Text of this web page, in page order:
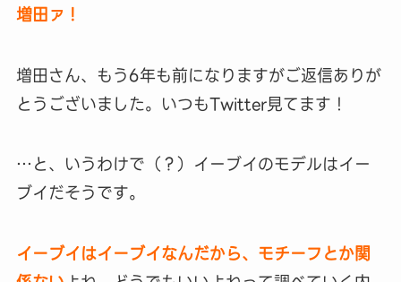
増田ァ！
増田さん、もう6年も前になりますがご返信ありが
とうございました。いつもTwitter見てます！
…と、いうわけで（？）イーブイのモデルはイー
ブイだそうです。
イーブイはイーブイなんだから、モチーフとか関